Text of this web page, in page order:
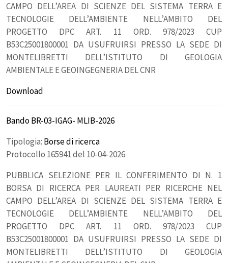
CAMPO DELL’AREA DI SCIENZE DEL SISTEMA TERRA E
TECNOLOGIE DELL’AMBIENTE NELL’AMBITO DEL
PROGETTO DPC ART. 11 ORD. 978/2023 CUP
B53C25001800001 DA USUFRUIRSI PRESSO LA SEDE DI
MONTELIBRETTI DELL’ISTITUTO DI GEOLOGIA
AMBIENTALE E GEOINGEGNERIA DEL CNR
Download
Bando BR-03-IGAG- MLIB-2026
Tipologia: Borse di ricerca
Protocollo 165941 del 10-04-2026
PUBBLICA SELEZIONE PER IL CONFERIMENTO DI N. 1
BORSA DI RICERCA PER LAUREATI PER RICERCHE NEL
CAMPO DELL’AREA DI SCIENZE DEL SISTEMA TERRA E
TECNOLOGIE DELL’AMBIENTE NELL’AMBITO DEL
PROGETTO DPC ART. 11 ORD. 978/2023 CUP
B53C25001800001 DA USUFRUIRSI PRESSO LA SEDE DI
MONTELIBRETTI DELL’ISTITUTO DI GEOLOGIA